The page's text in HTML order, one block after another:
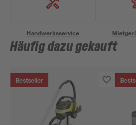
Handwerksservice
Häufig dazu gekauft
Bestseller